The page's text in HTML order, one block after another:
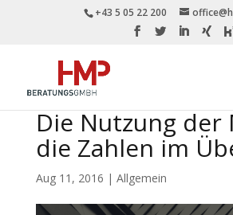
+43 5 05 22 200
Die Nutzung der
die Zahlen im
Aug 11, 2016 | Allgemein